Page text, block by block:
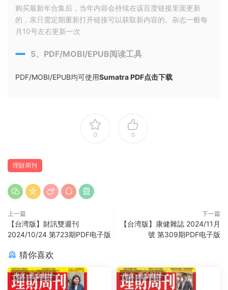
购买最新年合集后，当年内容会持续在该百度链接里面更新
的，亲只需定期重新打开链接可以获取新内容的。杂志一般每
月10号左右更新一次
5、PDF/MOBI/EPUB阅读工具
PDF/MOBI/EPUB均可使用Sumatra PDF点击下载
0 0
理財周刊
上一篇
【台湾版】財訊雙週刊
2024/10/24 第723期PDF电子版
下一篇
【台湾版】康健雜誌 2024/11月
號 第309期PDF电子版
猜你喜欢
中文-商业财经 中文-商业财经